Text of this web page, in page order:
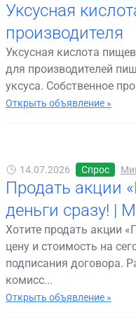
Уксусная
производителя
Уксусная кислота
для производителей
уксуса. Собственное
Открыть объявление »
14.07.2026 Спрос
Продать акции
деньги сразу! |
Хотите продать акции
цену и стоимость на
подписания договора.
комисс...
Открыть объявление »